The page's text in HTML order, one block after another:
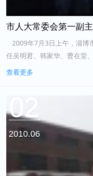
市人大常委会第一副
2009年7月3日上午，淄博
任吴明君、韩家华、曹在堂
察，市委常委、副市长王顶
查看更多
02
2010.06